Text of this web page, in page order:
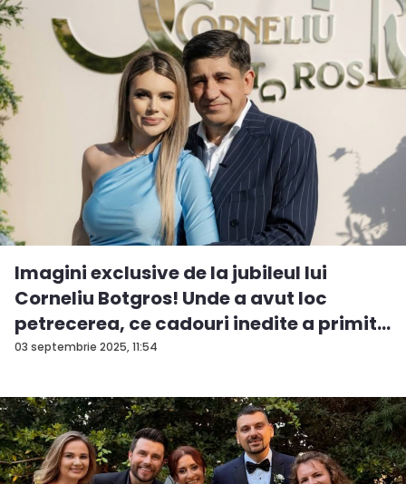
03 septembrie 2025, 11:54
Imagini exclusive de la jubileul lui
Corneliu Botgros! Unde a avut loc
petrecerea, ce cadouri inedite a primit...